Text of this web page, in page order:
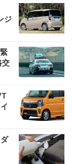
ジ
交